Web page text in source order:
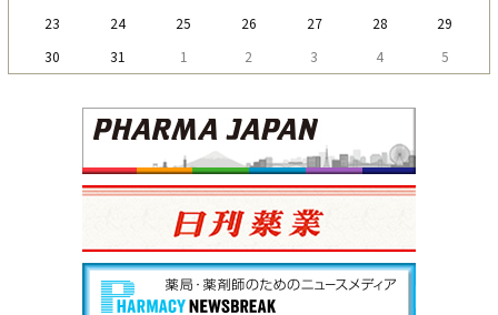
23
24 25 26 27 28
29
30
31 1 2 3 4 5